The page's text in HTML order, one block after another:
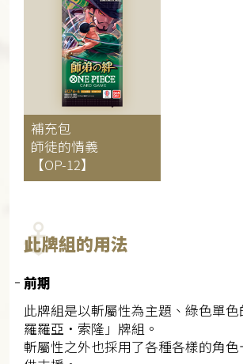
補充包
師徒的情義
【OP-12】
此牌組的用法
前期
此牌組是以斬屬性為主題、綠色單色
羅羅亞・索隆」牌組。
斬屬性之外也採用了各種各樣的角